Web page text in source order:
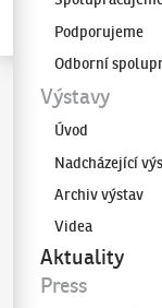
Galerie KODLPodporujeme
Odborní
Výstavy
Úvod
Nadcházející
Archiv výstav
Videa
Aktuality
Press